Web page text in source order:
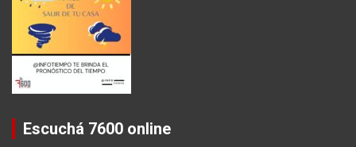
Escuchá 7600 online